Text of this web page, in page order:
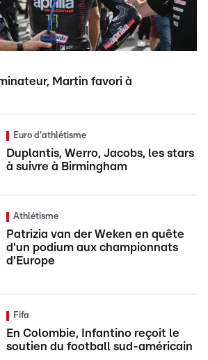
Martin favori à
Euro d'athlétisme
Duplantis, Werro, Jacobs, les stars
à suivre à Birmingham
Athlétisme
Patrizia van der Weken en quête
d'un podium aux championnats
d'Europe
Fifa
En Colombie, Infantino reçoit le
soutien du football sud-américain